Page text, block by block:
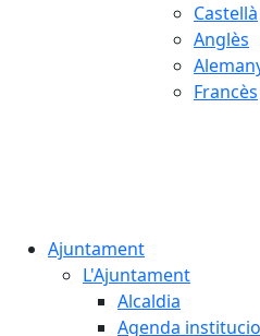
Castellà
Anglès
Francès
Ajuntament
L'Ajuntament
Alcaldia
Agenda